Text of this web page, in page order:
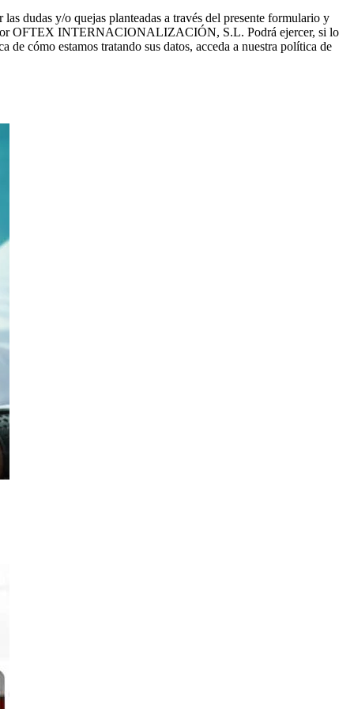
y/o quejas planteadas a través del presente formulario y
por OFTEX INTERNACIONALIZACIÓN, S.L. Podrá ejercer, si lo
cómo estamos tratando sus datos, acceda a nuestra política de